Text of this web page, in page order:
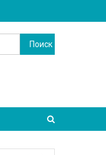
Найти: